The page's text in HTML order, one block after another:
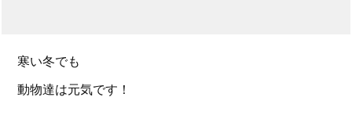
寒い冬でも
動物達は元気です！